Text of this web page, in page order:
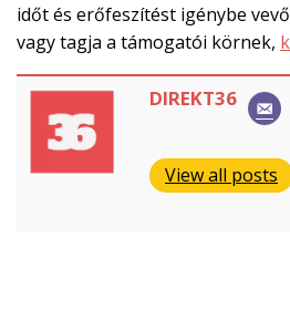
időt és erőfeszítést igénybe
vagy tagja a támogatói körnek,
DIREKT36
View all posts